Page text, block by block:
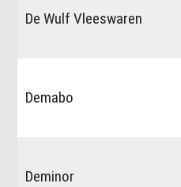
De Wulf Vleeswaren
Demabo
Deminor